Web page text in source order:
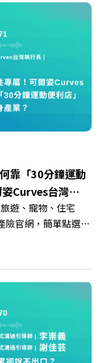
、私校面臨退場
該如何轉型突圍？
學校長王昭雄，帶
續發展與地方創生的
」轉型為「產學無
人文學科學群？ 🔺
界的國際精準育才
暖社會責任平台 主
輯 李建興 與談人／
遠見40歲生日！手
《遠見》更多的社
：
bit.ly/38jNi9k
靠「30分鐘運動
Curves台灣執
遊、寵物、住宅
險官網，簡單點選，
—— 以上為
頭、健身產業百
如何轉型突圍？ 本
台灣執行長林宏
康生活與女力創業的
房」轉型為「社區
的「女性專屬、零
化！驚豔醫學界的